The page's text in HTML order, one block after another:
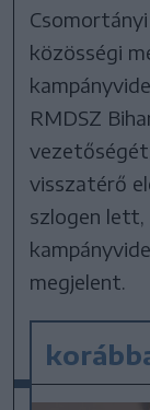
közösségi
RMDSZ
visszatérő
szlogen
megjelent.